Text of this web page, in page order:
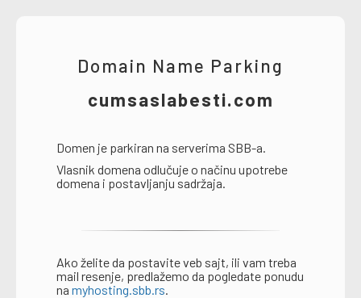
Domain Name Parking
cumsaslabesti.com
Domen je parkiran na serverima SBB-a.
Vlasnik domena odlučuje o načinu upotrebe
domena i postavljanju sadržaja.
Ako želite da postavite veb sajt, ili vam treba
mail resenje, predlažemo da pogledate ponudu
na myhosting.sbb.rs.